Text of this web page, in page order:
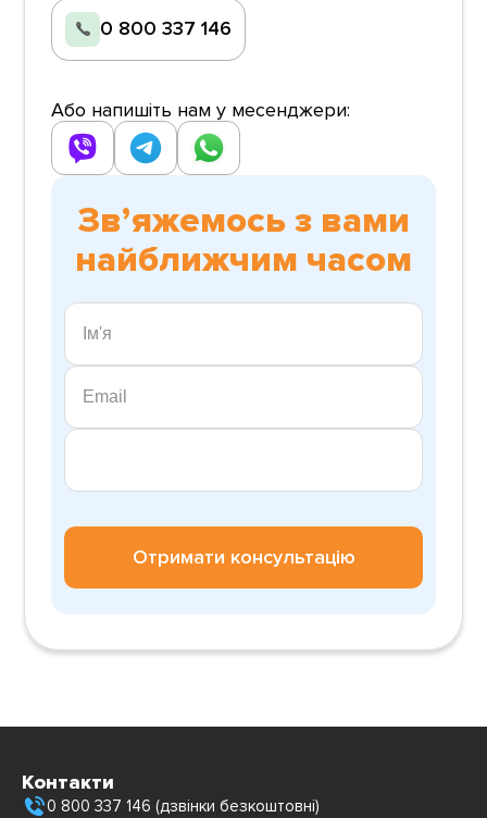
0 800 337 146
Або напишіть нам у месенджери:
Звʼяжемось з вами
найближчим часом
Отримати консультацію
Контакти
0 800 337 146 (дзвінки безкоштовні)